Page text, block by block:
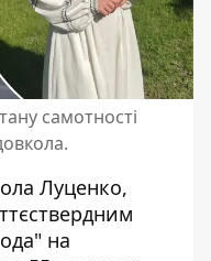
самотності
Луценко,
на